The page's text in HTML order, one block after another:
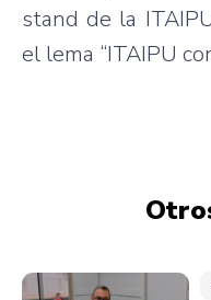
stand de la
el lema “ITAIPU